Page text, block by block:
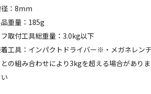
：8mm
重量：185g
取付工具総重量：3.0kg以下
工具：インパクトドライバー※・メガネレン
との組み合わせにより3kgを超える場合があり